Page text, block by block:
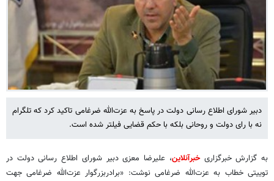
دبیر شورای اطلاع رسانی دولت در پاسخ به عزت‌الله ضرغامی تاکید کرد که تلگرام
نه با رای دولت و روحانی بلکه با حکم قضایی فیلتر شده است.
به گزارش خبرگزاریخبرآنلاین، علیرضا معزی دبیر شورای اطلاع رسانی دولت در
توییتی خطاب به عزت‌الله ضرغامی نوشت: «برادربزرگوار عزت‌الله ضرغامی جهت